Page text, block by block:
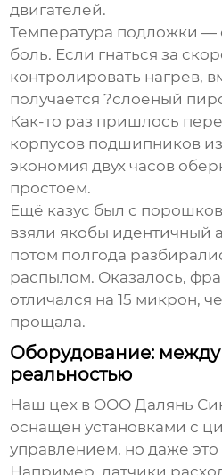
двигателей.
Температура подложки —
боль. Если гнаться за
контролировать нагрев,
получается ?слоёный
Как-то раз пришлось
корпусов подшипников
экономия двух часов
простоем.
Ещё казус был с
взяли якобы идентичный
потом полгода
распылом. Оказалось,
отличался на 15 микрон,
прощала.
Оборудование:
реальностью
Наш цех в ООО Далянь
оснащён установками с
управлением, но даже это